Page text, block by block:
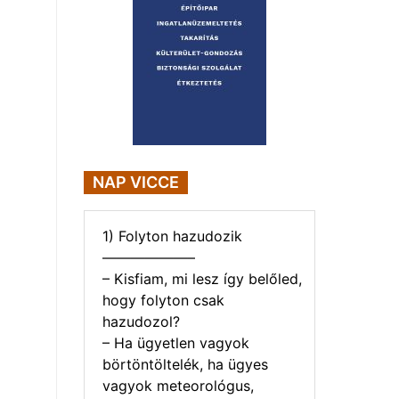
NAP VICCE
1) Folyton hazudozik
——————–
– Kisfiam, mi lesz így belőled,
hogy folyton csak
hazudozol?
– Ha ügyetlen vagyok
börtöntöltelék, ha ügyes
vagyok meteorológus,